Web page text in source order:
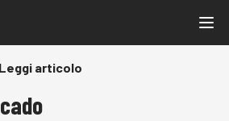
Leggi articolo